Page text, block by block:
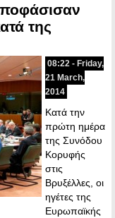
της
08:22 - Friday,
21 March,
2014
Κατά την
πρώτη ημέρα
της Συνόδου
Κορυφής
στις
Βρυξέλλες, οι
ηγέτες της
Ευρωπαϊκής